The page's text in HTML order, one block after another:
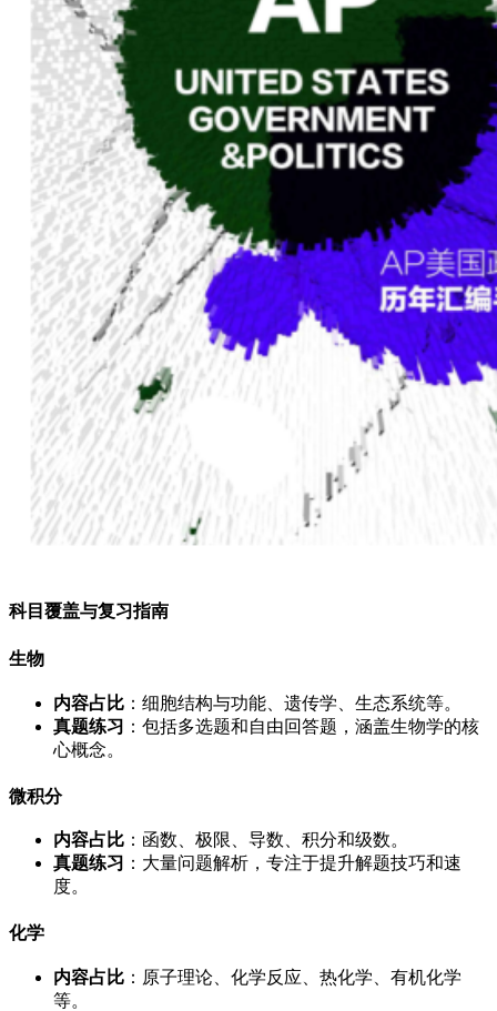
科目覆盖与复习指南
生物
内容占比 ：细胞结构与功能、遗传学、生态系统等。
真题练习 ：包括多选题和自由回答题，涵盖生物学的核
心概念。
微积分
内容占比 ：函数、极限、导数、积分和级数。
真题练习 ：大量问题解析，专注于提升解题技巧和速
度。
化学
内容占比 ：原子理论、化学反应、热化学、有机化学
等。